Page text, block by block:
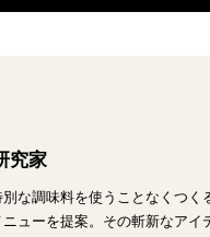
究家
な調味料を使うことなくつく
ューを提案。その斬新なアイ